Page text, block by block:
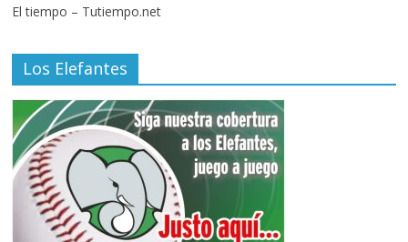
El tiempo – Tutiempo.net
Los Elefantes